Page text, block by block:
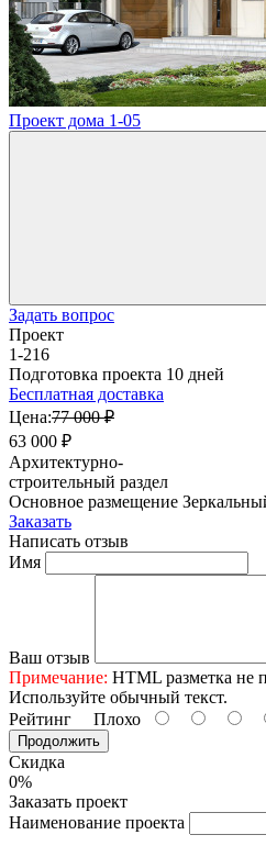
Проект дома 1-05
Задать вопрос
Проект
1-216
Подготовка проекта 10 дней
Бесплатная доставка
Цена:77 000 ₽
63 000 ₽
Архитектурно-
строительный раздел
Основное размещение
Заказать
Написать отзыв
Имя
Ваш отзыв
Примечание: HTML разметка не
Используйте обычный текст.
Рейтинг Плохо
Продолжить
Скидка
0%
Заказать проект
Наименование проекта